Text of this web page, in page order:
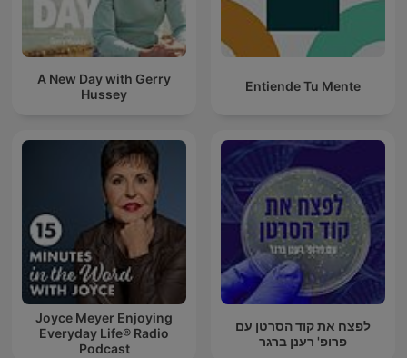
A New Day with Gerry
Hussey
Entiende Tu Mente
Joyce Meyer Enjoying
Everyday Life® Radio
Podcast
לפצח את קוד הסרטן עם
פרופ' רענן ברגר